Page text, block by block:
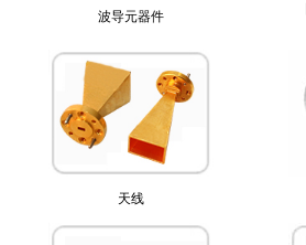
波导元器件
天线